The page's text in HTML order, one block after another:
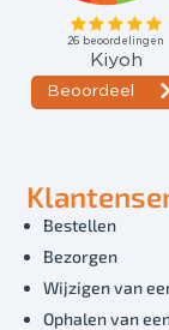
Bestellen
Bezorgen
Wijzigen van
Ophalen van